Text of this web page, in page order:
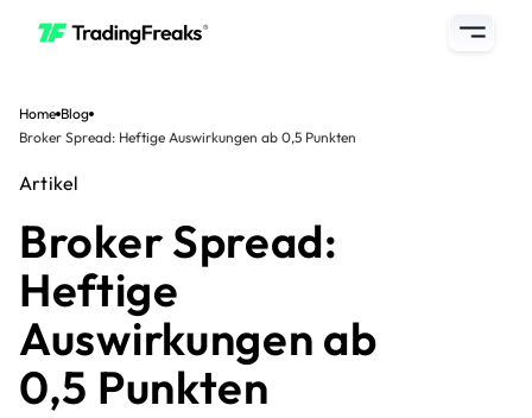
Home Blog
Broker Spread: Heftige Auswirkungen ab 0,5 Punkten
Artikel
Broker Spread:
Heftige
Auswirkungen ab
0,5 Punkten